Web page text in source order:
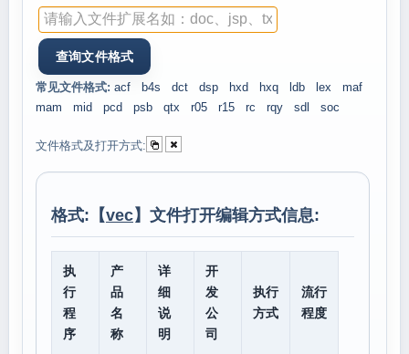
常见文件格式: acf b4s dct dsp hxd hxq ldb lex
maf
mam
mid pcd psb qtx r05 r15 rc rqy sdl soc
文件格式及打开方式:
格式:【vec】文件打开编辑方式信息:
执
行
程
序
产
品
名
称
详
细
说
明
开
发
公
司
执行
方式
流行
程度